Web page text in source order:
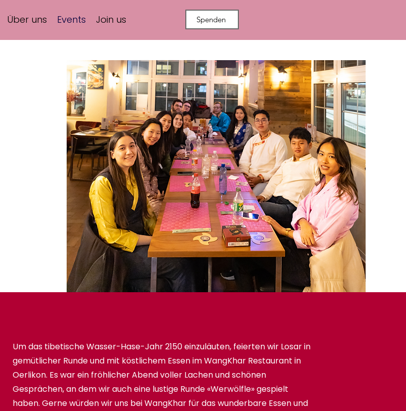
Über uns Events Join us Spenden
Um das tibetische Wasser-Hase-Jahr 2150 einzuläuten, feierten wir Losar in
gemütlicher Runde und mit köstlichem Essen im WangKhar Restaurant in
Oerlikon. Es war ein fröhlicher Abend voller Lachen und schönen
Gesprächen, an dem wir auch eine lustige Runde «Werwölfle» gespielt
haben. Gerne würden wir uns bei WangKhar für das wunderbare Essen und